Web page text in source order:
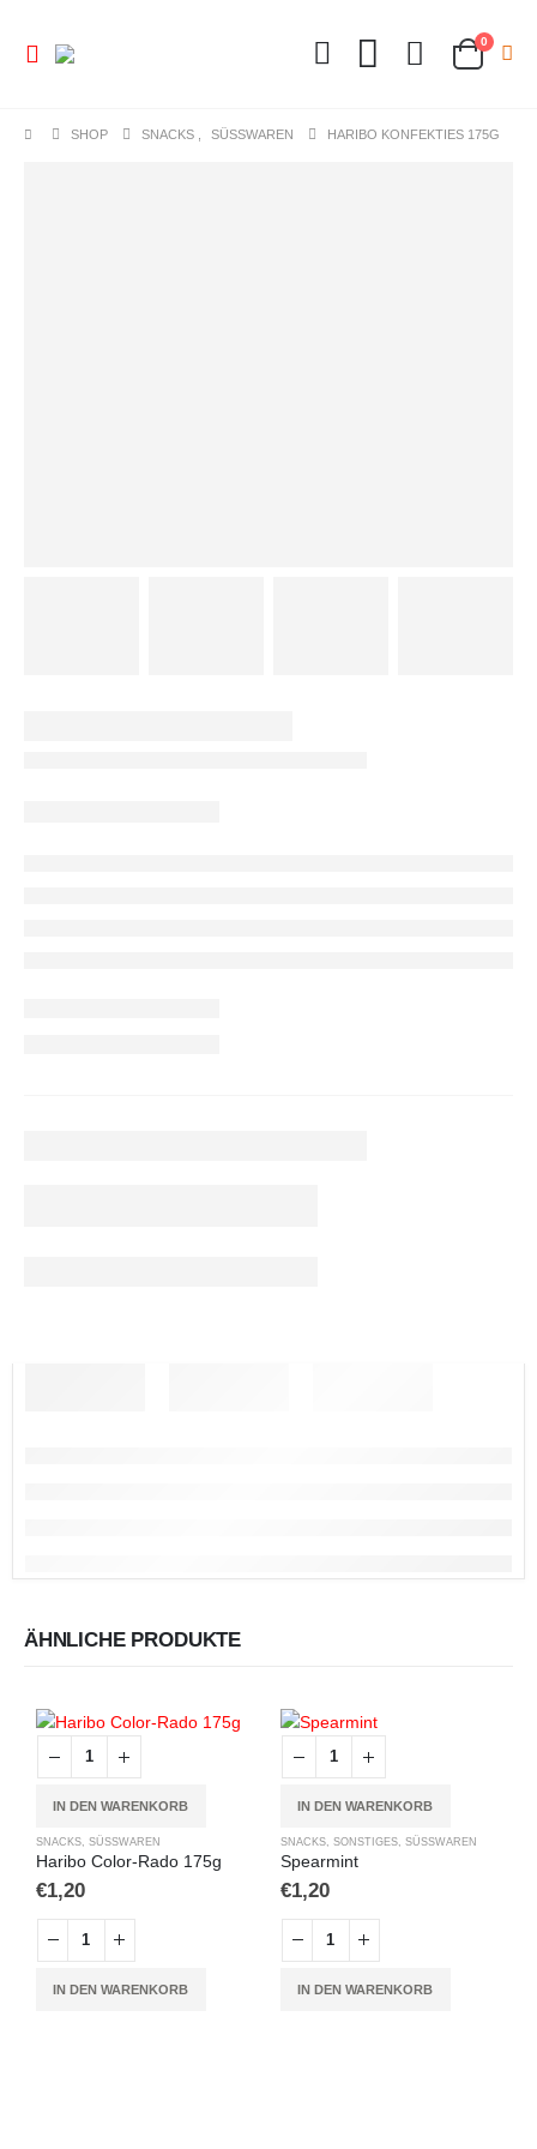
0
SHOP SNACKS SÜSSWAREN HARIBO KONFEKTIES 175G
ÄHNLICHE PRODUKTE
IN DEN WARENKORB
SNACKS, SÜSSWAREN
Haribo Color-Rado 175g
€1,20
IN DEN WARENKORB
IN DEN WARENKORB
SNACKS, SONSTIGES, SÜSSWAREN
Spearmint
€1,20
IN DEN WARENKORB